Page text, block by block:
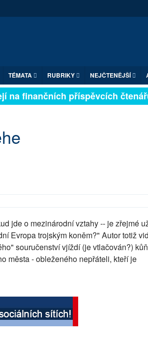
TÉMATA RUBRIKY NEJČTENĚJŠÍ
finančních příspěvcích
jde o mezinárodní vztahy -- je zřejmé
Evropa trojským koněm?" Autor totiž
souručenství vjíždí (je vtlačován?) kůň
města - obleženého nepřáteli, kteří je